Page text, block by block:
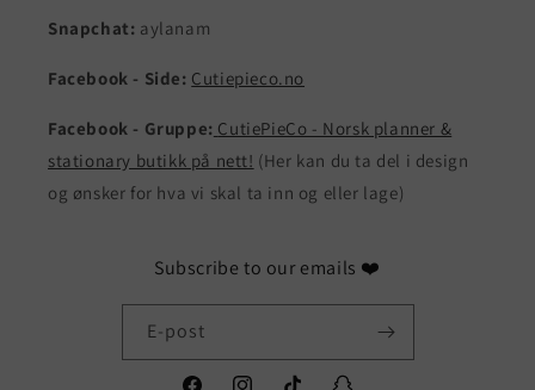
Snapchat: aylanam
Facebook - Side: Cutiepieco.no
Facebook - Gruppe: CutiePieCo - Norsk planner &
stationary butikk på nett! (Her kan du ta del i design
og ønsker for hva vi skal ta inn og eller lage)
Subscribe to our emails ❤️
E-post